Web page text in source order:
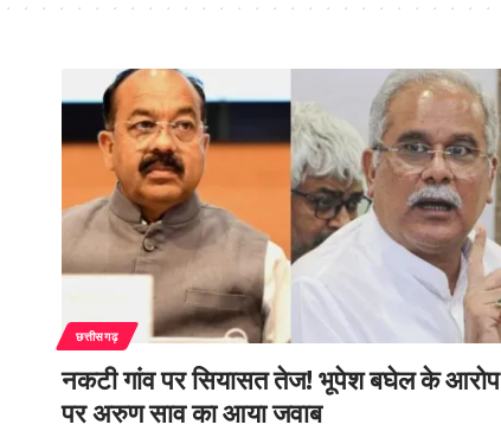
छत्तीसगढ़
नकटी गांव पर सियासत तेज! भूपेश बघेल के आरोप
पर अरुण साव का आया जवाब